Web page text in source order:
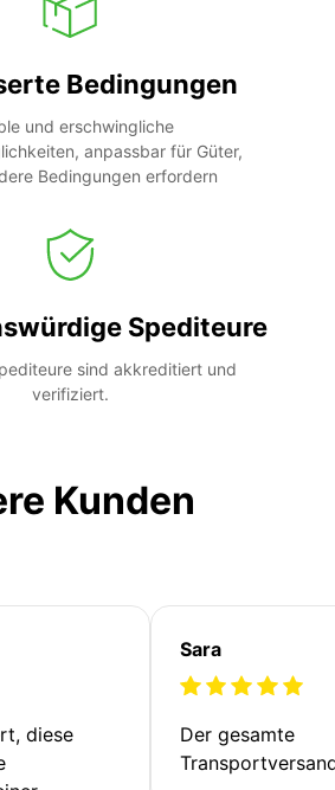
Bedingungen
und erschwingliche
anpassbar für Güter,
Bedingungen erfordern
Spediteure
sind akkreditiert und
verifiziert.
Kunden
diese
Sara
Der gesamte